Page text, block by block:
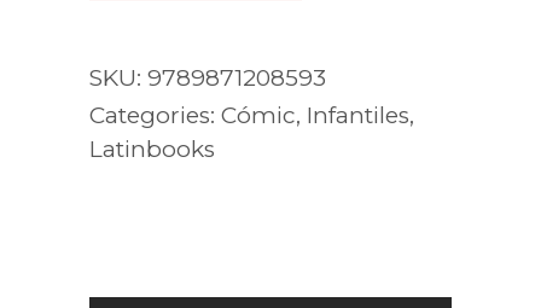
SKU: 9789871208593
Categories: Cómic, Infantiles,
Latinbooks